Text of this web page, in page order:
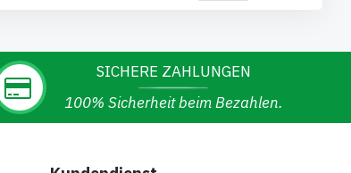
SICHERE ZAHLUNGEN
100% Sicherheit beim Bezahlen.